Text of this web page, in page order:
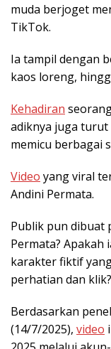
muda berjoget
TikTok.
Ia tampil dengan
kaos loreng,
Kehadiran
adiknya juga
memicu berbagai
Video yang viral
Andini Permata.
Publik pun dibuat
Permata? Apakah
karakter fiktif
perhatian dan klik?
Berdasarkan
(14/7/2025), video